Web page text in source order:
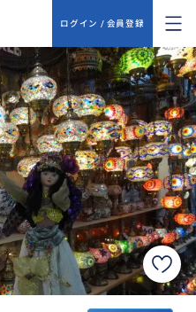
ログイン / 会員登録